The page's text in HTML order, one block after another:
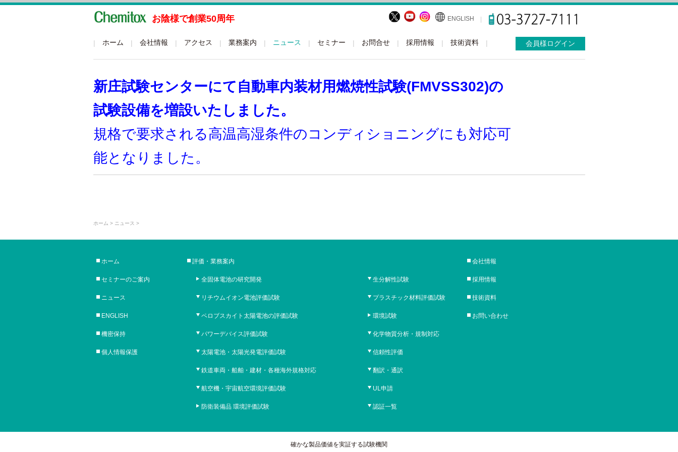
お陰様で創業50周年 ENGLISH
グローバルメニュー
ホーム 会社情報 アクセス 業務案内 ニュース セミナー お問合せ 採用情報 技術資料 会員様ログイン
新庄試験センターにて自動車内装材用燃焼性試験(FMVSS302)の
試験設備を増設いたしました。
規格で要求される高温高湿条件のコンディショニングにも対応可
能となりました。
ホーム > ニュース >
ホーム
セミナーのご案内
ニュース
ENGLISH
機密保持
個人情報保護
評価・業務案内
全固体電池の研究開発
リチウムイオン電池評価試験
ペロブスカイト太陽電池の評価試験
パワーデバイス評価試験
太陽電池・太陽光発電評価試験
鉄道車両・船舶・建材・各種海外規格対応
航空機・宇宙航空環境評価試験
防衛装備品 環境評価試験
生分解性試験
プラスチック材料評価試験
環境試験
化学物質分析・規制対応
信頼性評価
翻訳・通訳
UL申請
認証一覧
会社情報
採用情報
技術資料
お問い合わせ
確かな製品価値を実証する試験機関